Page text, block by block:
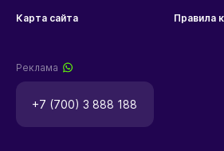
Карта сайта Правила
Реклама
+7 (700) 3 888 188